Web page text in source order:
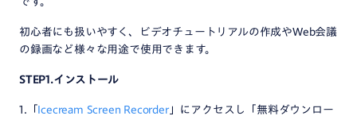
初心者にも扱いやすく、ビデオチュートリアルの作成やWeb会議
の録画など様々な用途で使用できます。
STEP1.インストール
1.「 Icecream Screen Recorder」にアクセスし「無料ダウンロー